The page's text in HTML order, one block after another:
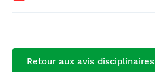
Retour aux avis disciplinaires